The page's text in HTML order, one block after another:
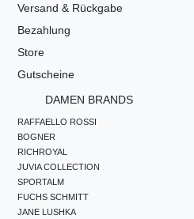
Versand & Rückgabe
Bezahlung
Store
Gutscheine
DAMEN BRANDS
RAFFAELLO ROSSI
BOGNER
RICHROYAL
JUVIA COLLECTION
SPORTALM
FUCHS SCHMITT
JANE LUSHKA